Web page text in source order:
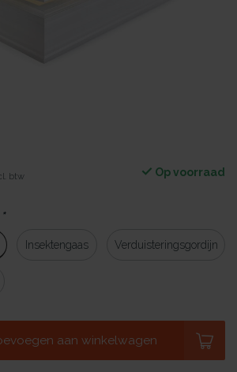
btw Op voorraad
*
Insektengaas Verduisteringsgordijn
aan winkelwagen